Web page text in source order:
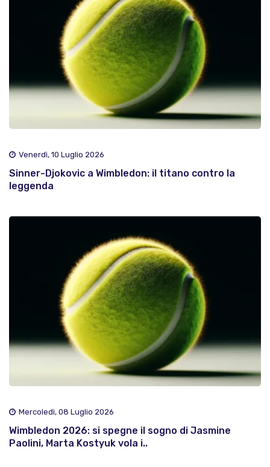
Venerdì, 10 Luglio 2026
Sinner-Djokovic a Wimbledon: il titano contro la
leggenda
Mercoledì, 08 Luglio 2026
Wimbledon 2026: si spegne il sogno di Jasmine
Paolini, Marta Kostyuk vola i..